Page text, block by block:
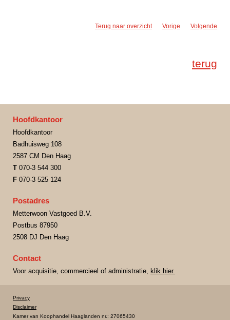
Terug naar overzicht Vorige Volgende
terug
Hoofdkantoor
Hoofdkantoor
Badhuisweg 108
2587 CM Den Haag
T 070-3 544 300
F 070-3 525 124
Postadres
Metterwoon Vastgoed B.V.
Postbus 87950
2508 DJ Den Haag
Contact
Voor acquisitie, commercieel of administratie, klik hier.
Privacy
Disclaimer
Kamer van Koophandel Haaglanden nr.: 27065430